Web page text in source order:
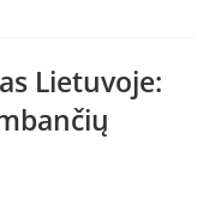
Lietuvoje: